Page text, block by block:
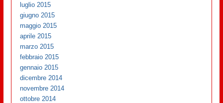
luglio 2015
giugno 2015
maggio 2015
aprile 2015
marzo 2015
febbraio 2015
gennaio 2015
dicembre 2014
novembre 2014
ottobre 2014